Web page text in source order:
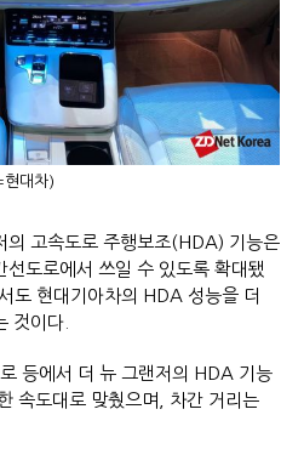
현대차)
의 고속도로 주행보조(HDA) 기능은
선도로에서 쓰일 수 있도록 확대됐
도 현대기아차의 HDA 성능을 더
것이다.
등에서 더 뉴 그랜저의 HDA 기능
속도대로 맞췄으며, 차간 거리는